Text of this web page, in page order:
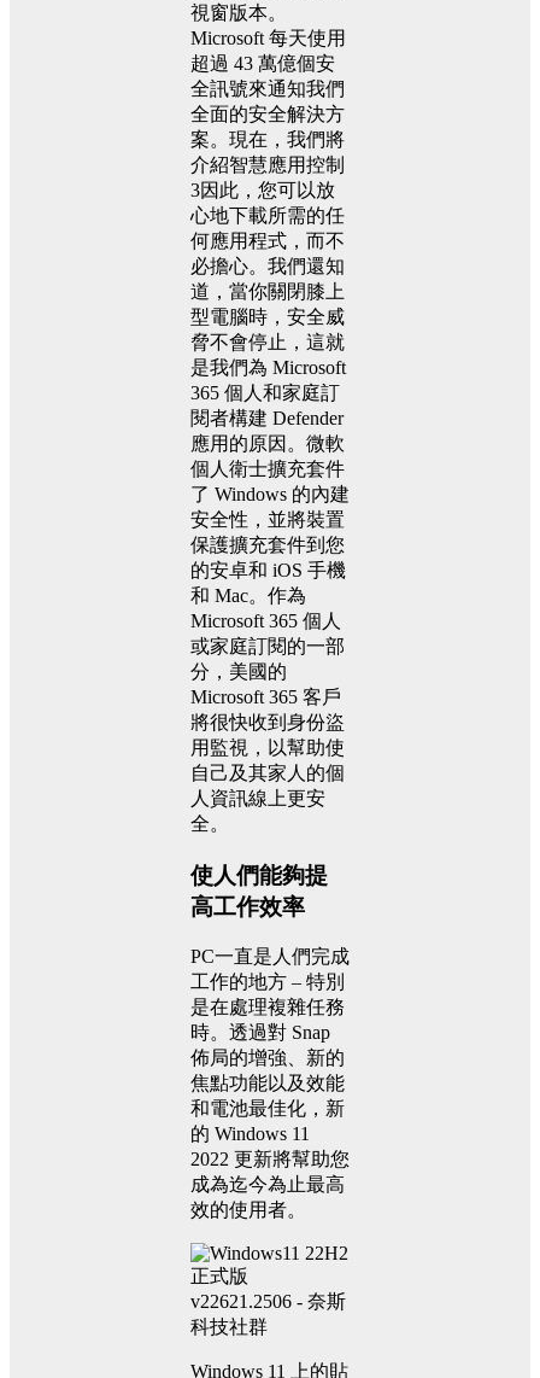
視窗版本。
Microsoft 每天使用
超過 43 萬億個安
全訊號來通知我們
全面的安全解決方
案。現在，我們將
介紹智慧應用控制
3因此，您可以放
心地下載所需的任
何應用程式，而不
必擔心。我們還知
道，當你關閉膝上
型電腦時，安全威
脅不會停止，這就
是我們為 Microsoft
365 個人和家庭訂
閱者構建 Defender
應用的原因。微軟
個人衛士擴充套件
了 Windows 的內建
安全性，並將裝置
保護擴充套件到您
的安卓和 iOS 手機
和 Mac。作為
Microsoft 365 個人
或家庭訂閱的一部
分，美國的
Microsoft 365 客戶
將很快收到身份盜
用監視，以幫助使
自己及其家人的個
人資訊線上更安
全。
使人們能夠提
高工作效率
PC一直是人們完成
工作的地方 – 特別
是在處理複雜任務
時。透過對 Snap
佈局的增強、新的
焦點功能以及效能
和電池最佳化，新
的 Windows 11
2022 更新將幫助您
成為迄今為止最高
效的使用者。
Windows 11 上的貼